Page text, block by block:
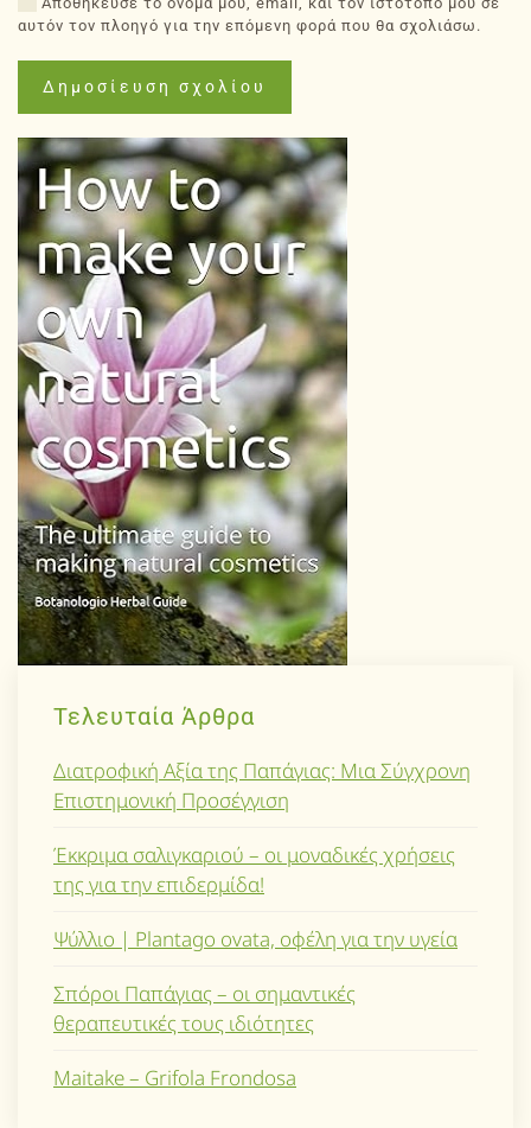
αυτόν τον πλοηγό για την επόμενη φορά που θα σχολιάσω.
Δημοσίευση σχολίου
Τελευταία Άρθρα
Διατροφική Αξία της Παπάγιας: Μια Σύγχρονη
Επιστημονική Προσέγγιση
Έκκριμα σαλιγκαριού – οι μοναδικές χρήσεις
της για την επιδερμίδα!
Ψύλλιο | Plantago ovata, οφέλη για την υγεία
Σπόροι Παπάγιας – οι σημαντικές
θεραπευτικές τους ιδιότητες
Maitake – Grifola Frondosa